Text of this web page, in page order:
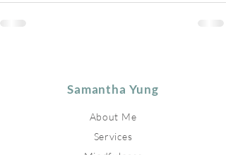
Samantha Yung
About Me
Services